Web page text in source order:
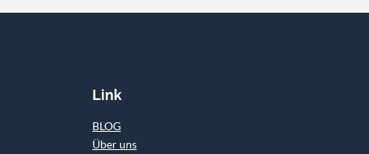
Link
BLOG
Über uns